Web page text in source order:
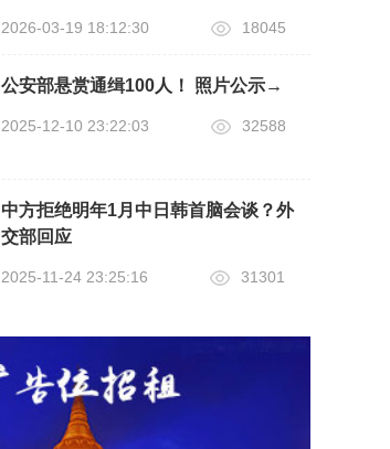
2026-03-19 18:12:30 18045
公安部悬赏通缉100人！ 照片公示→
2025-12-10 23:22:03 32588
中方拒绝明年1月中日韩首脑会谈？外
交部回应
2025-11-24 23:25:16 31301